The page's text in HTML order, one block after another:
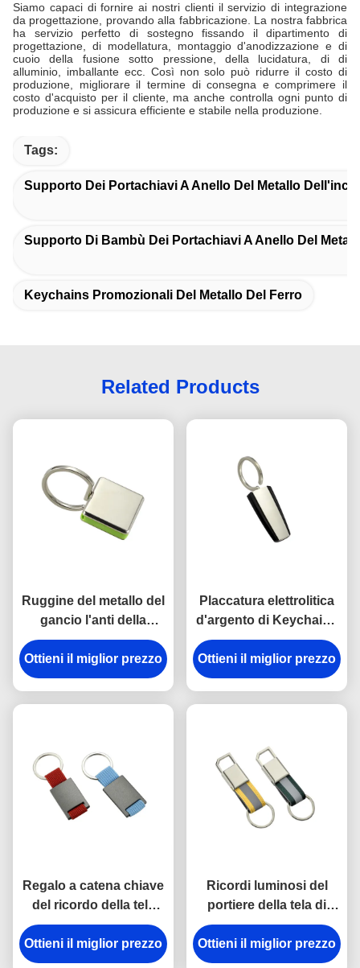
Siamo capaci di fornire ai nostri clienti il servizio di integrazione
da progettazione, provando alla fabbricazione. La nostra fabbrica
ha servizio perfetto di sostegno fissando il dipartimento di
progettazione, di modellatura, montaggio d'anodizzazione e di
cuoio della fusione sotto pressione, della lucidatura, di di
alluminio, imballante ecc. Così non solo può ridurre il costo di
produzione, migliorare il termine di consegna e comprimere il
costo d'acquisto per il cliente, ma anche controlla ogni punto di
produzione e si assicura efficiente e stabile nella produzione.
Tags:
Supporto Dei Portachiavi A Anello Del Metallo
Supporto Di Bambù Dei Portachiavi A Anello Del
Keychains Promozionali Del Metallo Del Ferro
Related Products
Ruggine del metallo del
gancio l'anti della
catena chiave della
rottura in lega di zinco
del supporto ha inciso
Ottieni il miglior prezzo
Placcatura elettrolitica
d'argento di Keychains
del portiere di plastica
del metallo dell'ABS del
trapezio
Ottieni il miglior prezzo
Regalo a catena chiave
del ricordo della tela
dell'incisione laser del
supporto del metallo di
rettangolo
Ottieni il miglior prezzo
Ricordi luminosi del
portiere della tela di
spessore dei
portachiavi a anello
9mm del gancio della
Ottieni il miglior prezzo